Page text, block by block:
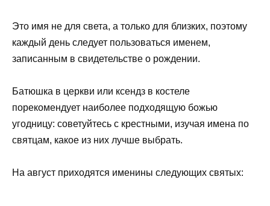
Это имя не для света, а только для близких, поэтому
каждый день следует пользоваться именем,
записанным в свидетельстве о рождении.
Батюшка в церкви или ксендз в костеле
порекомендует наиболее подходящую божью
угодницу: советуйтесь с крестными, изучая имена по
святцам, какое из них лучше выбрать.
На август приходятся именины следующих святых: